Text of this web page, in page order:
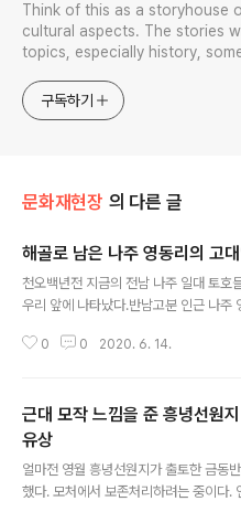
Think of this as a storyhouse
cultural aspects. The stories
topics, especially history,
approach will be to resist any
generalized viewpoint
구독하기
문화재현장 의 다른 글
해골로 남은 나주 영동리의 고
천오백년전 지금의 전남 나주 일대 토호
우리 앞에 나타났다.반남고분 인근 나주
동신대 산학협력단이 위탁 운영하는 복암
태로 보아 얼굴 복원이 가능할 것으로 본
맛 다시는 일군의 무리가 있으니 그쪽에
다.그간 어디갔나 무척이나 궁금했다가
하니 아름답도다.(2016. 6. 10)
0 0 2020. 6. 14.
근대 모작 느낌을 준 흥녕선원
유상
얼마전 영월 흥녕선원지가 출토한 금동
했다. 모처에서 보존처리하려는 중이다.